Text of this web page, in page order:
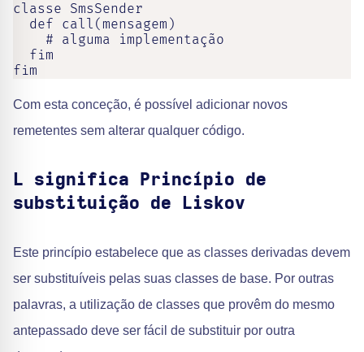
classe SmsSender
  def call(mensagem)
    # alguma implementação
  fim
fim
Com esta conceção, é possível adicionar novos
remetentes sem alterar qualquer código.
L significa Princípio de
substituição de Liskov
Este princípio estabelece que as classes derivadas devem
ser substituíveis pelas suas classes de base. Por outras
palavras, a utilização de classes que provêm do mesmo
antepassado deve ser fácil de substituir por outra